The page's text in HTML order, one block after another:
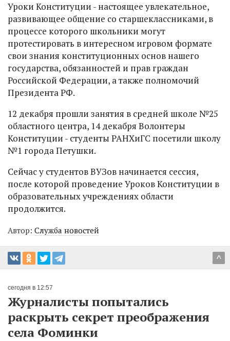
Уроки Конституции - настоящее увлекательное,
развивающее общение со старшеклассниками, в
процессе которого школьники могут
протестировать в интересном игровом формате
свои знания конституционных основ нашего
государства, обязанностей и прав граждан
Российской Федерации, а также полномочий
Президента РФ.
12 декабря прошли занятия в средней школе №25
областного центра, 14 декабря Волонтеры
Конституции - студенты РАНХиГС посетили школу
№1 города Петушки.
Сейчас у студентов ВУЗов начинается сессия,
после которой проведение Уроков Конституции в
образовательных учреждениях области
продолжится.
Автор: Служба новостей
^
сегодня в 12:57
Журналисты попытались
раскрыть секрет преображения
села Фоминки